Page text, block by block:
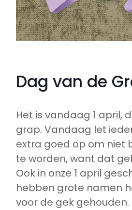
Dag van de
Het is vandaag 1 april,
grap. Vandaag let
extra goed op om niet
te worden, want dat
Ook in onze 1 april
hebben grote namen
voor de gek gehouden.